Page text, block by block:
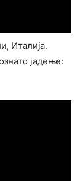
Италија.
јадење: